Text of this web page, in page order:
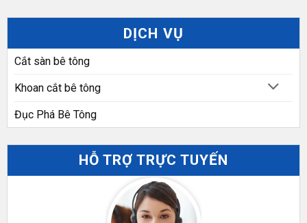
DỊCH VỤ
Cắt sàn bê tông
Khoan cắt bê tông
Đục Phá Bê Tông
HỖ TRỢ TRỰC TUYẾN